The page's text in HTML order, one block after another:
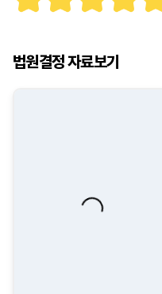
법원결정 자료보기
Loading...